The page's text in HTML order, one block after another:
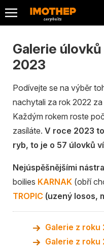
Galerie
2023
Podívejte se na výběr
nachytali za rok 2022
Každým rokem roste
zasíláte. V roce 2023
ryb, to je o 57 úlovků
Nejúspěšnějšími
boilies KARNAK (obří
TROPIC (uzený losos,
Galerie z roku
Galerie z roku